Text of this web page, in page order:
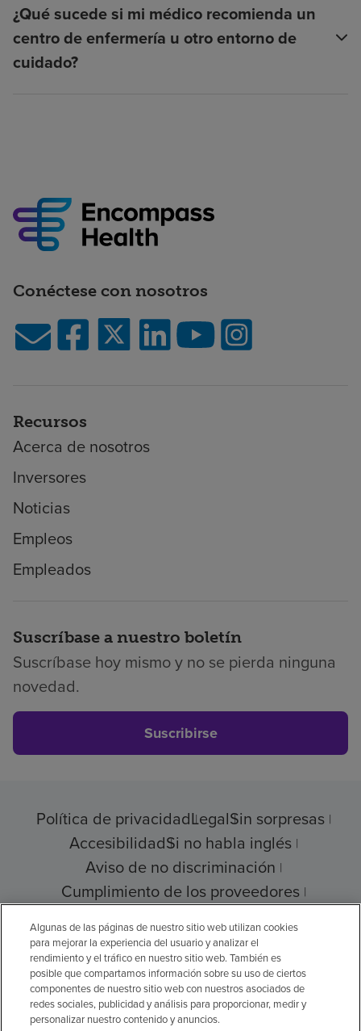
¿Qué sucede si mi médico recomienda un
centro de enfermería u otro entorno de
cuidado?
Conéctese con nosotros
Recursos
Acerca de nosotros
Inversores
Noticias
Empleos
Empleados
Suscríbase a nuestro boletín
Suscríbase hoy mismo y no se pierda ninguna
novedad.
Suscribirse
Política de privacidadLegalSin sorpresas
AccesibilidadSi no habla inglés
Aviso de no discriminación
Cumplimiento de los proveedores
© 2026 Encompass Health Corporation
Preferencias de cookies
Algunas de las páginas de nuestro sitio web utilizan cookies
para mejorar la experiencia del usuario y analizar el
rendimiento y el tráfico en nuestro sitio web. También es
posible que compartamos información sobre su uso de ciertos
componentes de nuestro sitio web con nuestros asociados de
redes sociales, publicidad y análisis para proporcionar, medir y
personalizar nuestro contenido y anuncios.